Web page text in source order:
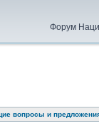
Форум
вопросы и